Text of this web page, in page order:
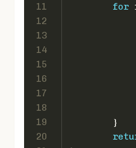
11
12
13
14
15
16
17
18
19
20
for
	}